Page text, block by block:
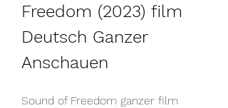
Freedom (2023) film
Deutsch Ganzer
Anschauen
Sound of Freedom ganzer film